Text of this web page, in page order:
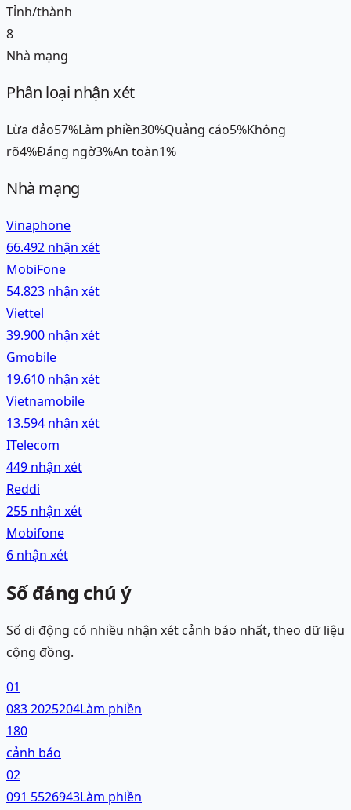
Tỉnh/thành
8
Nhà mạng
Phân loại nhận xét
Lừa đảo57%Làm phiền30%Quảng cáo5%Không
rõ4%Đáng ngờ3%An toàn1%
Nhà mạng
Vinaphone
66.492 nhận xét
MobiFone
54.823 nhận xét
Viettel
39.900 nhận xét
Gmobile
19.610 nhận xét
Vietnamobile
13.594 nhận xét
ITelecom
449 nhận xét
Reddi
255 nhận xét
Mobifone
6 nhận xét
Số đáng chú ý
Số di động có nhiều nhận xét cảnh báo nhất, theo dữ liệu
cộng đồng.
01
083 2025204Làm phiền
180
cảnh báo
02
091 5526943Làm phiền